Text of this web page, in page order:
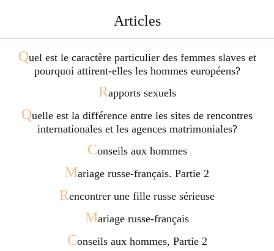
Articles
Quel est le caractère particulier des femmes slaves et
pourquoi attirent-elles les hommes européens?
Rapports sexuels
Quelle est la différence entre les sites de rencontres
internationales et les agences matrimoniales?
Conseils aux hommes
Mariage russe-français. Partie 2
Rencontrer une fille russe sérieuse
Mariage russe-français
Conseils aux hommes, Partie 2